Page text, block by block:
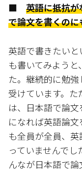
■ 英語に抵抗
で論文を書くの
英語で書きたい
も書いてみよう
た。継続的に勉
受けています。
は、日本語で論
になれば英語論
も全員が全員、
っていませんで
んなが日本語で